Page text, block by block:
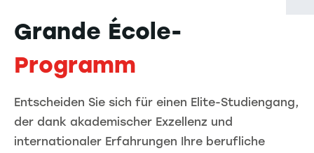
Grande École-
Programm
Entscheiden Sie sich für einen Elite-Studiengang,
der dank akademischer Exzellenz und
internationaler Erfahrungen Ihre berufliche